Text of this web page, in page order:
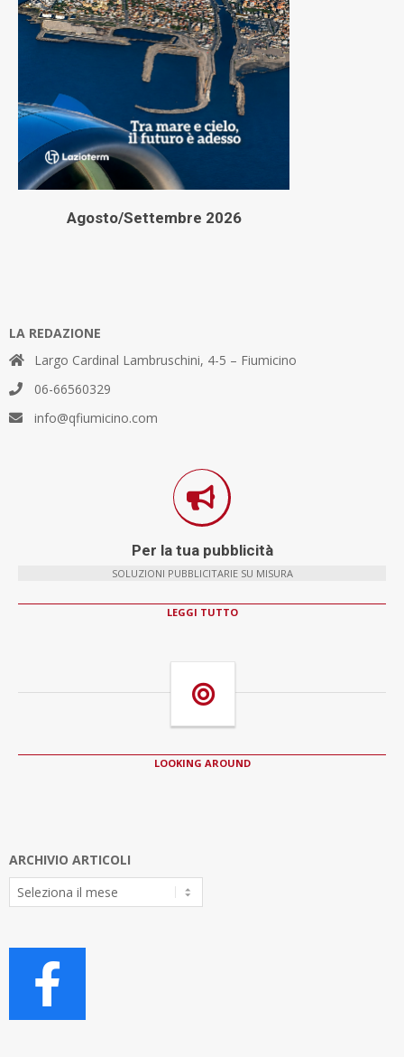
Agosto/Settembre 2026
LA REDAZIONE
Largo Cardinal Lambruschini, 4-5 – Fiumicino
06-66560329
info@qfiumicino.com
Per la tua pubblicità
SOLUZIONI PUBBLICITARIE SU MISURA
LEGGI TUTTO
LOOKING AROUND
ARCHIVIO ARTICOLI
Archivio
Articoli